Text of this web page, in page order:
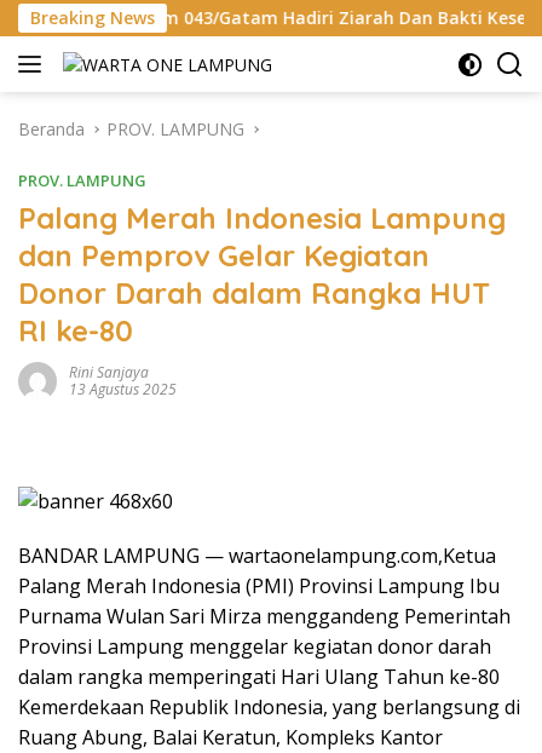
Langsung
ke
konten
Breaking News
043/Gatam Hadiri Ziarah Dan Bakti Kesehatan HUT Ke-1
Beranda PROV. LAMPUNG
PROV. LAMPUNG
Palang Merah Indonesia Lampung
dan Pemprov Gelar Kegiatan
Donor Darah dalam Rangka HUT
RI ke-80
Rini Sanjaya
13 Agustus 2025
BANDAR LAMPUNG — wartaonelampung.com,Ketua
Palang Merah Indonesia (PMI) Provinsi Lampung Ibu
Purnama Wulan Sari Mirza menggandeng Pemerintah
Provinsi Lampung menggelar kegiatan donor darah
dalam rangka memperingati Hari Ulang Tahun ke-80
Kemerdekaan Republik Indonesia, yang berlangsung di
Ruang Abung, Balai Keratun, Kompleks Kantor